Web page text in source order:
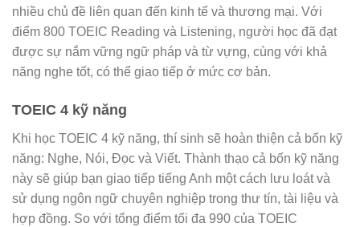
nhiều chủ đề liên quan đến kinh tế và thương mại. Với
điểm 800 TOEIC Reading và Listening, người học đã đạt
được sự nắm vững ngữ pháp và từ vựng, cùng với khả
năng nghe tốt, có thể giao tiếp ở mức cơ bản.
TOEIC 4 kỹ năng
Khi học TOEIC 4 kỹ năng, thí sinh sẽ hoàn thiện cả bốn kỹ
năng: Nghe, Nói, Đọc và Viết. Thành thạo cả bốn kỹ năng
này sẽ giúp bạn giao tiếp tiếng Anh một cách lưu loát và
sử dụng ngôn ngữ chuyên nghiệp trong thư tín, tài liệu và
hợp đồng. So với tổng điểm tối đa 990 của TOEIC